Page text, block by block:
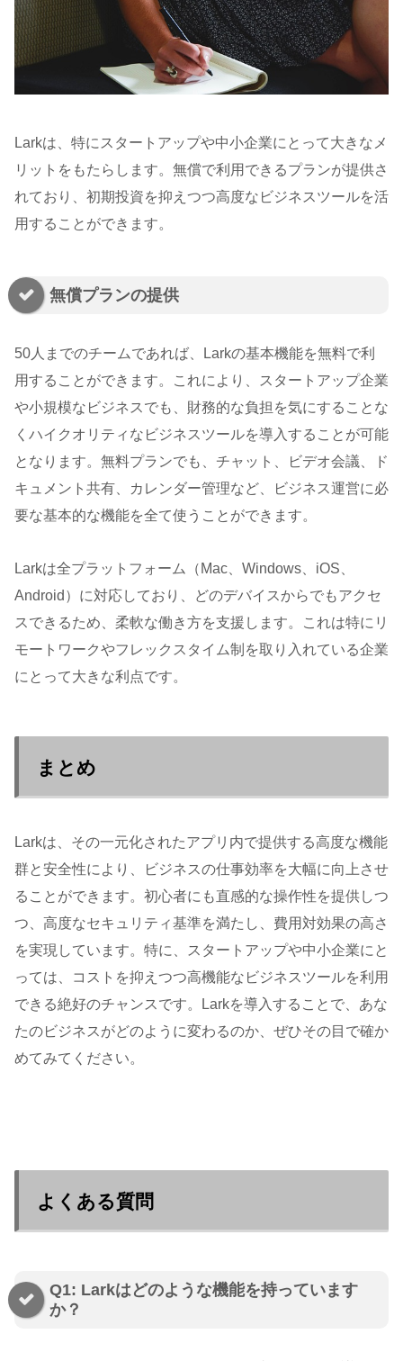
Larkは、特にスタートアップや中小企業にとって大きなメ
リットをもたらします。無償で利用できるプランが提供さ
れており、初期投資を抑えつつ高度なビジネスツールを活
用することができます。
無償プランの提供
50人までのチームであれば、Larkの基本機能を無料で利
用することができます。これにより、スタートアップ企業
や小規模なビジネスでも、財務的な負担を気にすることな
くハイクオリティなビジネスツールを導入することが可能
となります。無料プランでも、チャット、ビデオ会議、ド
キュメント共有、カレンダー管理など、ビジネス運営に必
要な基本的な機能を全て使うことができます。
Larkは全プラットフォーム（Mac、Windows、iOS、
Android）に対応しており、どのデバイスからでもアクセ
スできるため、柔軟な働き方を支援します。これは特にリ
モートワークやフレックスタイム制を取り入れている企業
にとって大きな利点です。
まとめ
Larkは、その一元化されたアプリ内で提供する高度な機能
群と安全性により、ビジネスの仕事効率を大幅に向上させ
ることができます。初心者にも直感的な操作性を提供しつ
つ、高度なセキュリティ基準を満たし、費用対効果の高さ
を実現しています。特に、スタートアップや中小企業にと
っては、コストを抑えつつ高機能なビジネスツールを利用
できる絶好のチャンスです。Larkを導入することで、あな
たのビジネスがどのように変わるのか、ぜひその目で確か
めてみてください。
よくある質問
Q1: Larkはどのような機能を持っています
か？